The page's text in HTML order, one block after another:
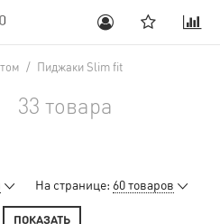
/ Пиджаки Slim fit
33 товара
На странице: 60 товаров
ПОКАЗАТЬ